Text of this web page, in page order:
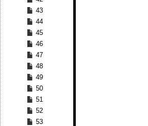
43
44
45
46
47
48
49
50
51
52
53